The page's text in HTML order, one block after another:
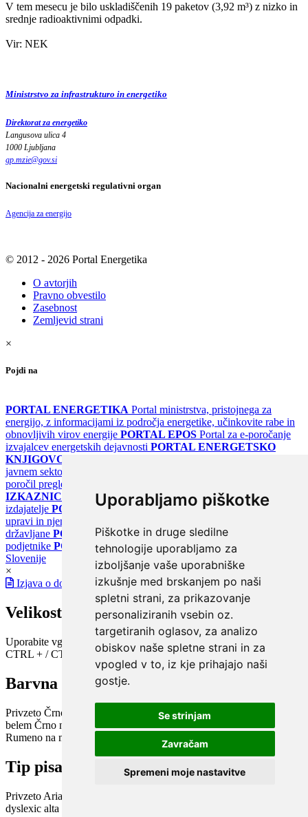
Uporabljamo piškotke
Piškotke in druge sledilne
tehnologije uporabljamo za
izboljšanje vaše uporabniške
izkušnje med brskanjem po naši
spletni strani, za prikazovanje
personaliziranih vsebin oz.
targetiranih oglasov, za analizo
obiskov naše spletne strani in za
vpogled v to, iz kje prihajajo naši
gostje.
Se strinjam
Zavračam
Spremeni moje nastavitve
V tem mesecu je bilo uskladiščenih 19 paketov (3,92 m³) z nizko in
srednje radioaktivnimi odpadki.
Vir: NEK
Ministrstvo za infrastrukturo in energetiko
Direktorat za energetiko
Langusova ulica 4
1000 Ljubljana
gp.mzie@gov.si
Nacionalni energetski regulativni organ
Agencija za energijo
© 2012 - 2026 Portal Energetika
O avtorjih
Pravno obvestilo
Zasebnost
Zemljevid strani
×
Pojdi na
PORTAL ENERGETIKA Portal ministrstva, pristojnega za
energijo, z informacijami iz področja energetike, učinkovite rabe in
obnovljivih virov energije PORTAL EPOS Portal za e-poročanje
izvajalcev energetskih dejavnosti PORTAL ENERGETSKO
KNJIGOVODSTVO
javnem sektorju
poročil pregledov klimatskih sistemov
IZKAZNICE
Register energetskih izkaznic - za izdelovalce in
izdajatelje PORTAL GOV.SI Osrednje spletno mesto o državni
upravi in njenih storitvah
državljane PORTAL SPOT Državni portal za podjetja in
podjetnike PORTAL OPSI Državni portal odprtih podatkov
Slovenije
×
Izjava o dostopnosti
Velikost pisave
Uporabite vgrajeno funkcijo brskalnika
CTRL + / CTRL -
Barvna shema
Privzeto Črno na belem Belo na črnem Črno na bež
belem Črno na zelenem
Modro na rumenem
Rumeno na modrem
Turkizno na črnem Črno na vijoličnem
Tip pisave
Privzeto Arial
dyslexic alta